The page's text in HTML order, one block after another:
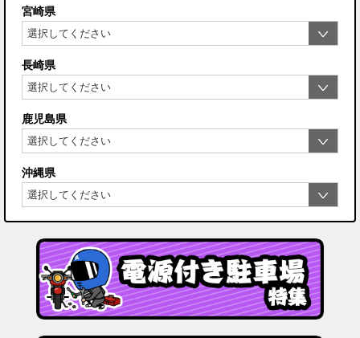
宮崎県
長崎県
鹿児島県
沖縄県